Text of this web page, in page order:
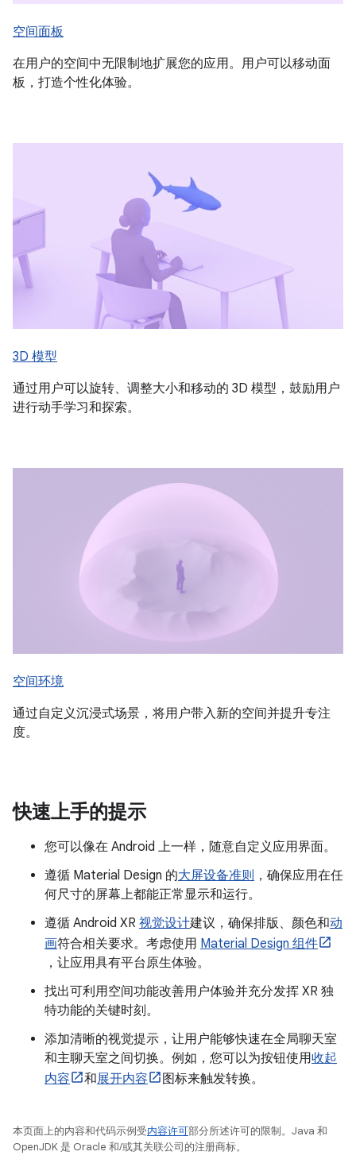
空间面板
在用户的空间中无限制地扩展您的应用。用户可以移动面
板，打造个性化体验。
3D 模型
通过用户可以旋转、调整大小和移动的 3D 模型，鼓励用户
进行动手学习和探索。
空间环境
通过自定义沉浸式场景，将用户带入新的空间并提升专注
度。
快速上手的提示
您可以像在 Android 上一样，随意自定义应用界面。
遵循 Material Design 的大屏设备准则 ，确保应用在任
何尺寸的屏幕上都能正常显示和运行。
遵循 Android XR 视觉设计建议，确保排版、颜色和动
画符合相关要求。考虑使用 Material Design 组件
，让应用具有平台原生体验。
找出可利用空间功能改善用户体验并充分发挥 XR 独
特功能的关键时刻。
添加清晰的视觉提示，让用户能够快速在全局聊天室
和主聊天室之间切换。例如，您可以为按钮使用收起
内容
和展开内容 图标来触发转换。
本页面上的内容和代码示例受内容许可部分所述许可的限制。Java 和
OpenJDK 是 Oracle 和/或其关联公司的注册商标。